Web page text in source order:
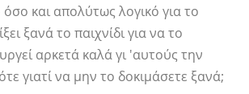
και απολύτως λογικό για το
ξανά το παιχνίδι για να το
αρκετά καλά γι 'αυτούς την
γιατί να μην το δοκιμάσετε ξανά;